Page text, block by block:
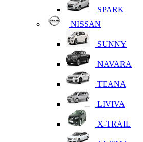
SPARK
NISSAN
SUNNY
NAVARA
TEANA
LIVIVA
X-TRAIL